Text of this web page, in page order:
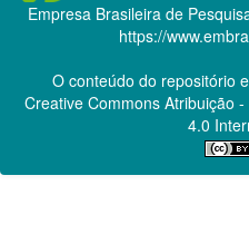
Empresa Brasileira de
https://
O conteúdo do repositório
Creative CommonsAtribuição -
4.0